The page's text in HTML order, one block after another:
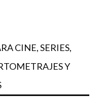
CINE, SERIES,
Y